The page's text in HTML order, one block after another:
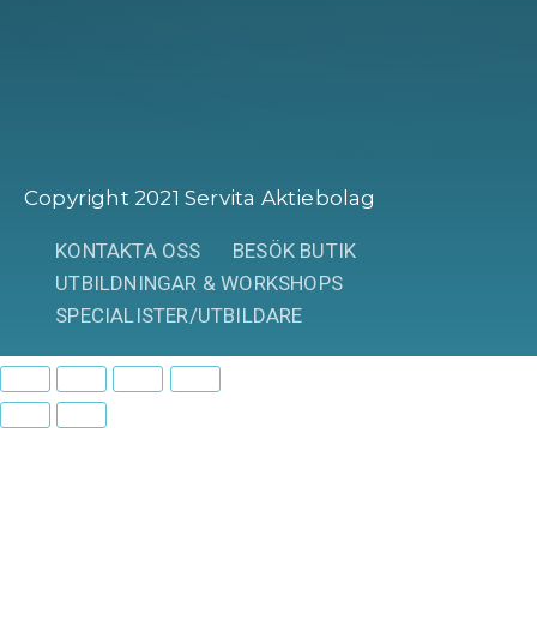
Copyright 2021 Servita Aktiebolag
KONTAKTA OSS
BESÖK BUTIK
UTBILDNINGAR & WORKSHOPS
SPECIALISTER/UTBILDARE